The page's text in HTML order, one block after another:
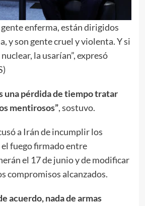
gente enferma, están dirigidos
y son gente cruel y violenta. Y si
la usarían”, expresó
una pérdida de tiempo tratar
mentirosos”, sostuvo.
a Irán de incumplir los
fuego firmado entre
el 17 de junio y de modificar
compromisos alcanzados.
acuerdo, nada de armas